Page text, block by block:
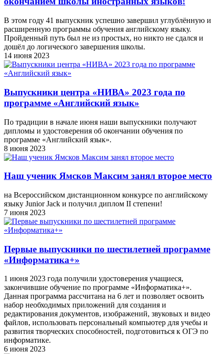
В этом году 41 выпускник успешно завершил углублённую и
расширенную программы обучения английскому языку.
Пройденный путь был не из простых, но никто не сдался и
дошёл до логического завершения школы.
14 июня 2023
Выпускники центра «НИВА» 2023 года по
программе «Английский язык»
По традиции в начале июня наши выпускники получают
дипломы и удостоверения об окончании обучения по
программе «Английский язык».
8 июня 2023
Наш ученик Ямсков Максим занял второе место
на Всероссийском дистанционном конкурсе по английскому
языку Junior Jack и получил диплом II степени!
7 июня 2023
Первые выпускники по шестилетней программе
«Информатика+»
1 июня 2023 года получили удостоверения учащиеся,
закончившие обучение по программе «Информатика+».
Данная программа рассчитана на 6 лет и позволяет освоить
набор необходимых приложений для создания и
редактирования документов, изображений, звуковых и видео
файлов, использовать персональный компьютер для учебы и
развития творческих способностей, подготовиться к ОГЭ по
информатике.
6 июня 2023